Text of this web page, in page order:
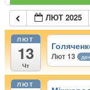
ЛЮТ 2025
ЛЮТ
13
Чт
Лют 13
ЛЮТ